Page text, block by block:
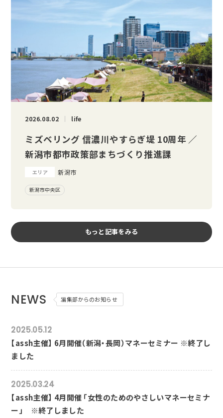
2026.08.02 life
ミズベリング 信濃川やすらぎ堤 10周年 ／
新潟市都市政策部まちづくり推進課
エリア 新潟市
新潟市中央区
もっと記事をみる
NEWS 編集部からのお知らせ
2025.05.12
【assh主催】 6月開催（新潟・長岡）マネーセミナー ※終了し
ました
2025.03.24
【assh主催】 4月開催 「女性のためのやさしいマネーセミナ
ー」 ※終了しました